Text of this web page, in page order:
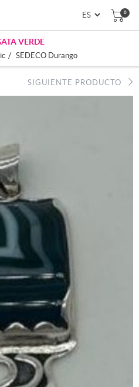
0
VERDE
/ SEDECO Durango
SIGUIENTE PRODUCTO